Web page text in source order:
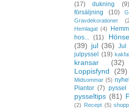
(17)
dukning (9)
försäljning
(10)
Gravdekorationer
Hemlagat (4)
hos...
(11)
(39) jul (36) Jul
julpyssel
(19)
kransar (32)
Loppisfynd (29)
Midsommar (5)
Plantor (7) pyssel
pysseltips (81)
(2) Recept (5)